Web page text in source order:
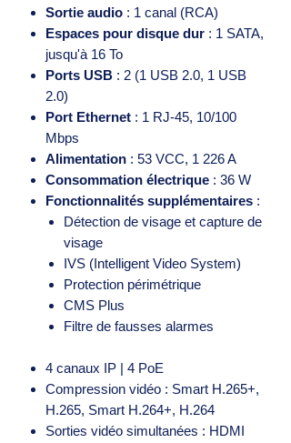
Sortie audio : 1 canal (RCA)
Espaces pour disque dur : 1 SATA,
jusqu'à 16 To
Ports USB : 2 (1 USB 2.0, 1 USB
2.0)
Port Ethernet : 1 RJ-45, 10/100
Mbps
Alimentation : 53 VCC, 1 226 A
Consommation électrique : 36 W
Fonctionnalités supplémentaires :
Détection de visage et capture de
visage
IVS (Intelligent Video System)
Protection périmétrique
CMS Plus
Filtre de fausses alarmes
4 canaux IP | 4 PoE
Compression vidéo : Smart H.265+,
H.265, Smart H.264+, H.264
Sorties vidéo simultanées : HDMI